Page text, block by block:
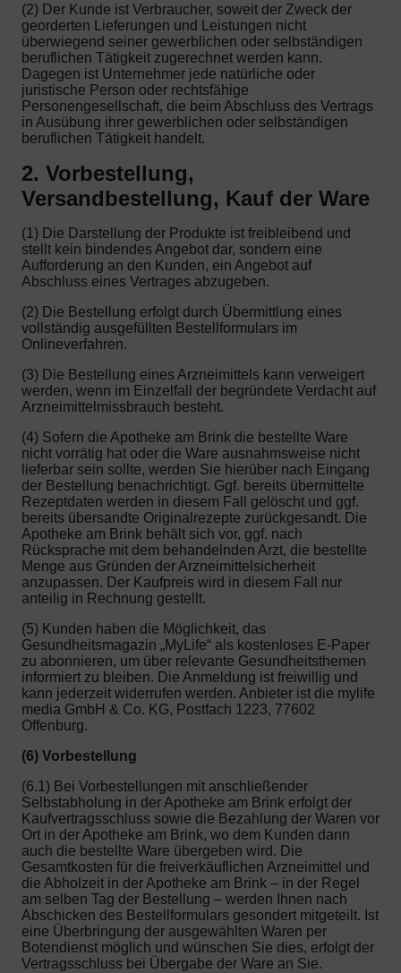
(2) Der Kunde ist Verbraucher, soweit der Zweck der
georderten Lieferungen und Leistungen nicht
überwiegend seiner gewerblichen oder selbständigen
beruflichen Tätigkeit zugerechnet werden kann.
Dagegen ist Unternehmer jede natürliche oder
juristische Person oder rechtsfähige
Personengesellschaft, die beim Abschluss des Vertrags
in Ausübung ihrer gewerblichen oder selbständigen
beruflichen Tätigkeit handelt.
2. Vorbestellung,
Versandbestellung, Kauf der Ware
(1) Die Darstellung der Produkte ist freibleibend und
stellt kein bindendes Angebot dar, sondern eine
Aufforderung an den Kunden, ein Angebot auf
Abschluss eines Vertrages abzugeben.
(2) Die Bestellung erfolgt durch Übermittlung eines
vollständig ausgefüllten Bestellformulars im
Onlineverfahren.
(3) Die Bestellung eines Arzneimittels kann verweigert
werden, wenn im Einzelfall der begründete Verdacht auf
Arzneimittelmissbrauch besteht.
(4) Sofern die Apotheke am Brink die bestellte Ware
nicht vorrätig hat oder die Ware ausnahmsweise nicht
lieferbar sein sollte, werden Sie hierüber nach Eingang
der Bestellung benachrichtigt. Ggf. bereits übermittelte
Rezeptdaten werden in diesem Fall gelöscht und ggf.
bereits übersandte Originalrezepte zurückgesandt. Die
Apotheke am Brink behält sich vor, ggf. nach
Rücksprache mit dem behandelnden Arzt, die bestellte
Menge aus Gründen der Arzneimittelsicherheit
anzupassen. Der Kaufpreis wird in diesem Fall nur
anteilig in Rechnung gestellt.
(5) Kunden haben die Möglichkeit, das
Gesundheitsmagazin „MyLife“ als kostenloses E-Paper
zu abonnieren, um über relevante Gesundheitsthemen
informiert zu bleiben. Die Anmeldung ist freiwillig und
kann jederzeit widerrufen werden. Anbieter ist die mylife
media GmbH & Co. KG, Postfach 1223, 77602
Offenburg.
(6) Vorbestellung
(6.1) Bei Vorbestellungen mit anschließender
Selbstabholung in der Apotheke am Brink erfolgt der
Kaufvertragsschluss sowie die Bezahlung der Waren vor
Ort in der Apotheke am Brink, wo dem Kunden dann
auch die bestellte Ware übergeben wird. Die
Gesamtkosten für die freiverkäuflichen Arzneimittel und
die Abholzeit in der Apotheke am Brink – in der Regel
am selben Tag der Bestellung – werden Ihnen nach
Abschicken des Bestellformulars gesondert mitgeteilt. Ist
eine Überbringung der ausgewählten Waren per
Botendienst möglich und wünschen Sie dies, erfolgt der
Vertragsschluss bei Übergabe der Ware an Sie.